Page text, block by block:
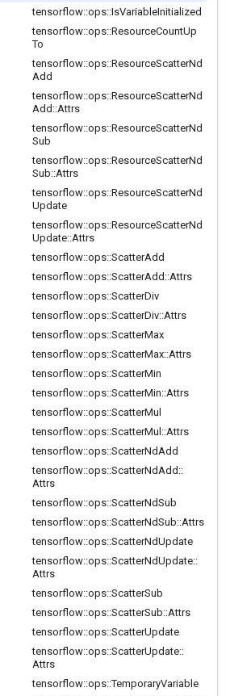
tensorflow::ops::IsVariableInitialized
tensorflow::ops::ResourceCountUp
To
tensorflow::ops::ResourceScatterNd
Add
tensorflow::ops::ResourceScatterNd
Add ::Attrs
tensorflow::ops::ResourceScatterNd
Sub
tensorflow::ops::ResourceScatterNd
Sub::Attrs
tensorflow::ops::ResourceScatterNd
Update
tensorflow::ops::ResourceScatterNd
Update::Attrs
tensorflow::ops::ScatterAdd
tensorflow::ops::ScatterAdd ::Attrs
tensorflow::ops::ScatterDiv
tensorflow::ops::ScatterDiv::Attrs
tensorflow::ops::ScatterMax
tensorflow::ops::ScatterMax::Attrs
tensorflow::ops::ScatterMin
tensorflow::ops::ScatterMin::Attrs
tensorflow::ops::ScatterMul
tensorflow::ops::ScatterMul ::Attrs
tensorflow::ops::ScatterNdAdd
tensorflow::ops::ScatterNdAdd ::
Attrs
tensorflow::ops::ScatterNdSub
tensorflow::ops::ScatterNdSub::Attrs
tensorflow::ops::ScatterNdUpdate
tensorflow::ops::ScatterNdUpdate::
Attrs
tensorflow::ops::ScatterSub
tensorflow::ops::ScatterSub::Attrs
tensorflow::ops::ScatterUpdate
tensorflow::ops::ScatterUpdate::
Attrs
tensorflow::ops::TemporaryVariable